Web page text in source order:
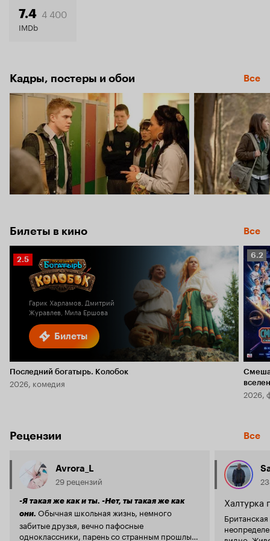
7.4 4 400
IMDb
Кадры, постеры и обои Все
Билеты в кино Все
Билеты
Рейтинг
Кинопоиска
2.5
Гарик Харламов, Дмитрий
Журавлев, Мила Ершова
Последний богатырь. Колобок
2026, комедия
6.2
6.2
2026,
Рецензии Все
Avrora_L
29 рецензий
-Я такая же как и ты. -Нет, ты такая же как
они. Обычная школьная жизнь, немного
забитые друзья, вечно пафосные
одноклассники, парень со странным прошлым
Халтурка